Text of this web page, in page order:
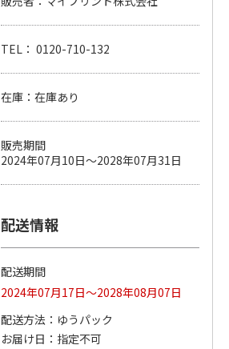
ペット線香 虹のか
なた フルーティフ
ローラルの香り
えBOX とりささ
TEL： 0120-710-132
在庫：在庫あり
販売期間
2024年07月10日～2028年07月31日
配送情報
配送期間
2024年07月17日～2028年08月07日
配送方法
ゆうパック
お届け日
指定不可